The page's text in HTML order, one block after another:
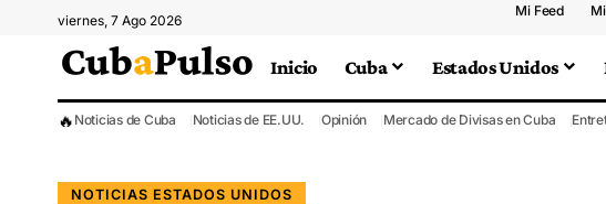
viernes, 7 Ago 2026
Mi Feed
Inicio Cuba Estados Unidos
🔥 Noticias de Cuba Noticias de EE.UU. Opinión Mercado de Divisas en Cuba
NOTICIAS ESTADOS UNIDOS